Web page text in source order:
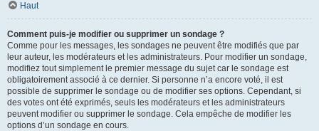
Haut
Comment puis-je modifier ou supprimer un sondage ?
Comme pour les messages, les sondages ne peuvent être modifiés que par
leur auteur, les modérateurs et les administrateurs. Pour modifier un sondage,
modifiez tout simplement le premier message du sujet car le sondage est
obligatoirement associé à ce dernier. Si personne n’a encore voté, il est
possible de supprimer le sondage ou de modifier ses options. Cependant, si
des votes ont été exprimés, seuls les modérateurs et les administrateurs
peuvent modifier ou supprimer le sondage. Cela empêche de modifier les
options d’un sondage en cours.